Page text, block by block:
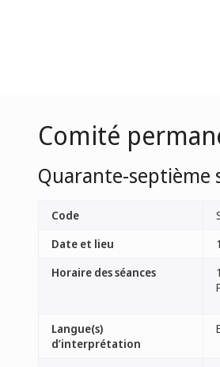
Comité
Quarante-septième
Code
Date et lieu
Horaire des séances
Langue(s)
d’interprétation